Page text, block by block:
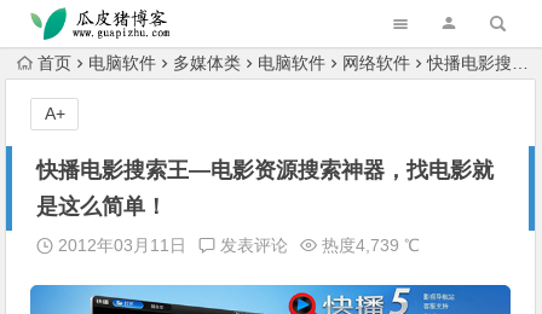
跳转到主内容
首页 电脑软件 多媒体类 电脑软件 网络软件 快播电影搜索王—电影资源搜索神器，找电影就是这么简单！
快播电影搜索王—电影资源搜索神器，找电影就
是这么简单！
2012年03月11日 发表评论 热度4,739 ℃
A+